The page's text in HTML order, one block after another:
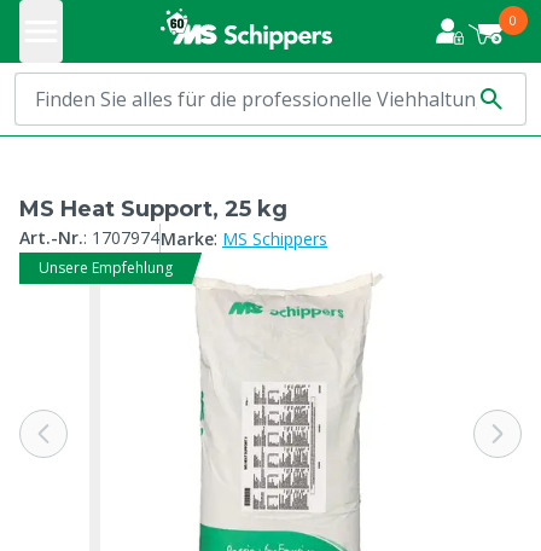
0
MS Heat Support, 25 kg
Art.-Nr.: 1707974Marke: MS Schippers
Unsere Empfehlung